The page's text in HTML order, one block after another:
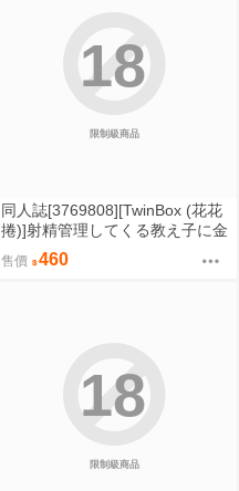
限制級商品
18
同人誌[3769808][TwinBox (花花
捲)]射精管理してくる教え子に金
玉空っぽにしてもらった (原創)
售價 460
限制級商品
18